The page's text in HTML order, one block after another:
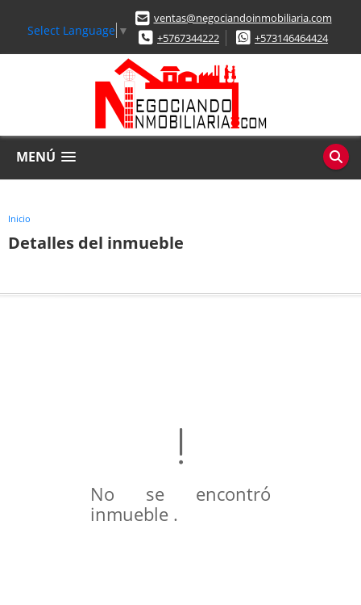
Select Language ▼
ventas@negociandoinmobiliaria.com
+5767344222
+573146464424
MENÚ
Inicio
Detalles del inmueble
No se encontró
inmueble .